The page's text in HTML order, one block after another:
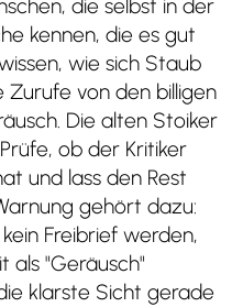
die selbst in der
kennen, die es gut
wie sich Staub
Zurufe von den billigen
Die alten Stoiker
ob der Kritiker
und lass den Rest
gehört dazu:
Freibrief werden,
als "Geräusch"
klarste Sicht gerade